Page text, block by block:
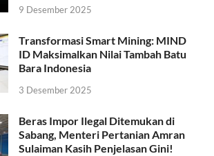
9 Desember 2025
Transformasi Smart Mining: MIND
ID Maksimalkan Nilai Tambah Batu
Bara Indonesia
3 Desember 2025
Beras Impor Ilegal Ditemukan di
Sabang, Menteri Pertanian Amran
Sulaiman Kasih Penjelasan Gini!